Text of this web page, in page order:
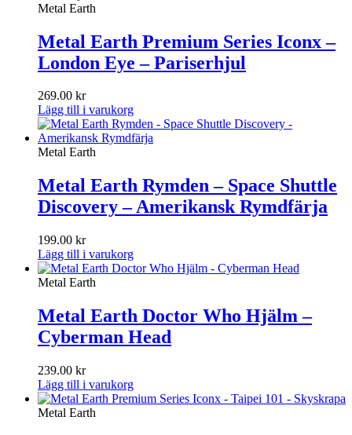
Metal Earth
Metal Earth Premium Series Iconx –
London Eye – Pariserhjul
269.00 kr
Lägg till i varukorg
Metal Earth
Metal Earth Rymden – Space Shuttle
Discovery – Amerikansk Rymdfärja
199.00 kr
Lägg till i varukorg
Metal Earth
Metal Earth Doctor Who Hjälm –
Cyberman Head
239.00 kr
Lägg till i varukorg
Metal Earth